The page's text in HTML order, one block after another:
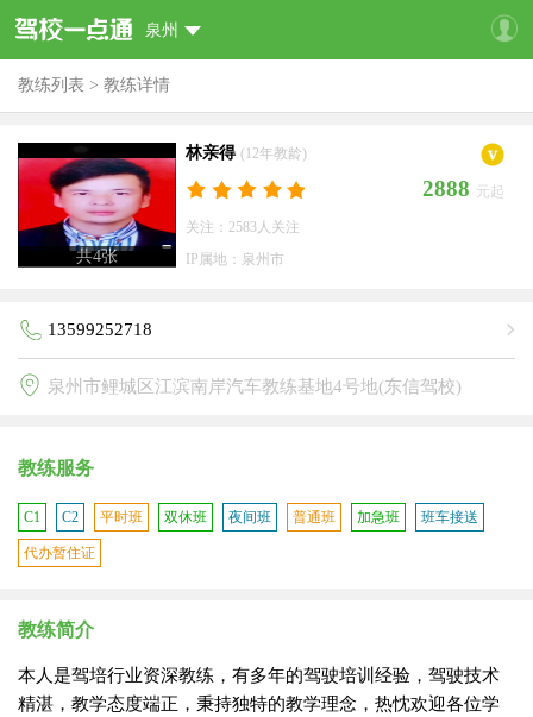
泉州
教练列表 > 教练详情
共4张
林亲得 (12年教龄)
2888 元起
关注：2583人关注
IP属地：泉州市
13599252718
泉州市鲤城区江滨南岸汽车教练基地4号地(东信驾校)
教练服务
C1 C2 平时班 双休班 夜间班 普通班 加急班 班车接送
代办暂住证
教练简介
本人是驾培行业资深教练，有多年的驾驶培训经验，驾驶技术
精湛，教学态度端正，秉持独特的教学理念，热忱欢迎各位学